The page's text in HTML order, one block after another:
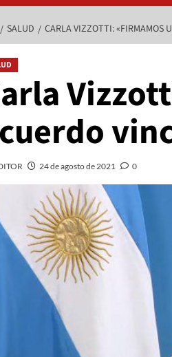
SALUD CARLA VIZZOTTI: «FIRMAMOS
24 de agosto de 2021 0